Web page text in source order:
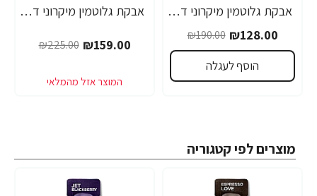
אבקת גלוטמין מיקרוני דיימטייז 300 גרם - מבית Dymatize Nutrition
₪128.00
₪190.00
הוסף לעגלה
אבקת גלוטמין מיקרוני דיימטייז 500 גרם - מבית Dymatize Nutrition
₪159.00
₪225.00
מוצרים לפי קטגוריה